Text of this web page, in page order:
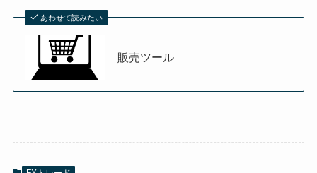
あわせて読みたい
販売ツール